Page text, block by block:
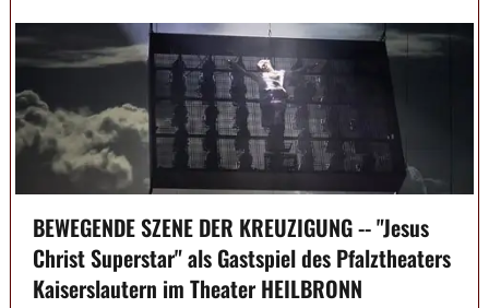
BEWEGENDE SZENE DER KREUZIGUNG -- "Jesus
Christ Superstar" als Gastspiel des Pfalztheaters
Kaiserslautern im Theater HEILBRONN